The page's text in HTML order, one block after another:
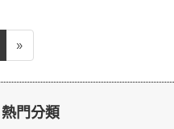
»
熱門分類